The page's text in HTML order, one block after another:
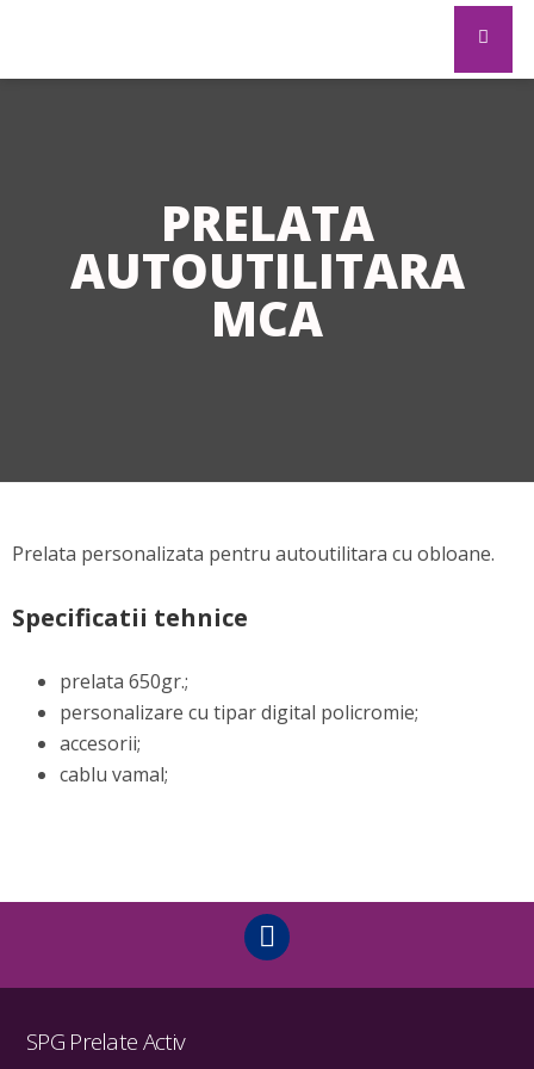
PRELATA
AUTOUTILITARA
MCA
Prelata personalizata pentru autoutilitara cu obloane.
Specificatii tehnice
prelata 650gr.;
personalizare cu tipar digital policromie;
accesorii;
cablu vamal;
SPG Prelate Activ